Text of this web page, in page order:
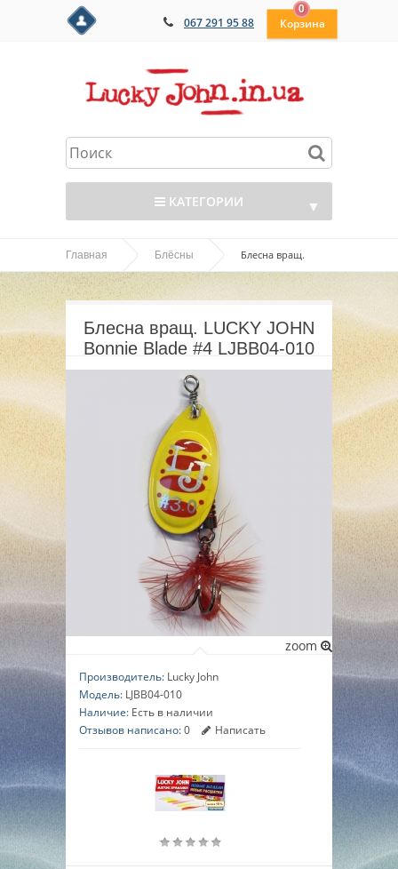
067 291 95 88
0
КАТЕГОРИИ ▼
▼
▼
▼
Главная Блёсны Блесна вращ.
LUCKY JOHN Bonnie Blade #4 LJBB04-010
Блесна вращ. LUCKY JOHN
Bonnie Blade #4 LJBB04-010
zoom
Производитель: Lucky John
Модель: LJBB04-010
Наличие: Есть в наличии
Отзывов написано:0 Написать